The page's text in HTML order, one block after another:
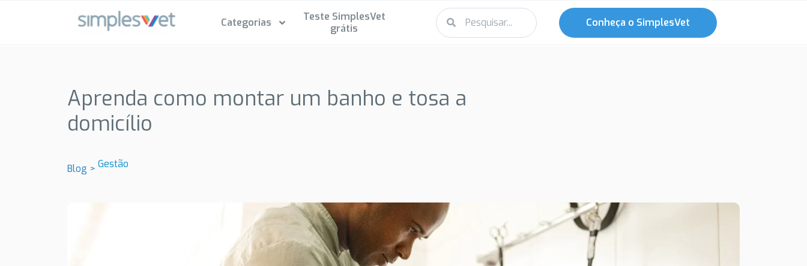
Categorias
Teste SimplesVet
grátis
Conheça o SimplesVet
Aprenda como montar um banho e tosa a
domicílio
Blog > Gestão